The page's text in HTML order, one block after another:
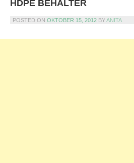
HDPE BEHÄLTER
POSTED ON OKTOBER 15, 2012 BYANITA